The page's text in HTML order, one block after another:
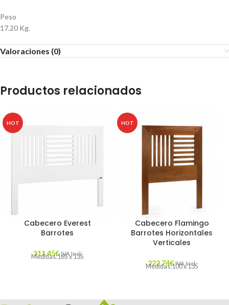
Peso
17.20 Kg.
Valoraciones (0)
Productos relacionados
HOT
Cabecero Everest
Barrotes
311,45€ IVA Incl.
Medidas:165 x 135
HOT
Cabecero Flamingo
Barrotes Horizontales
Verticales
222,74€ IVA Incl.
Medidas:100 x 135